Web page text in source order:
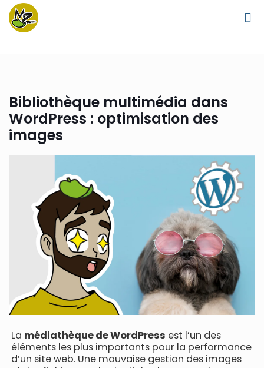
Bibliothèque multimédia dans
WordPress : optimisation des
images
La médiathèque de WordPress est l’un des
éléments les plus importants pour la performance
d’un site web. Une mauvaise gestion des images